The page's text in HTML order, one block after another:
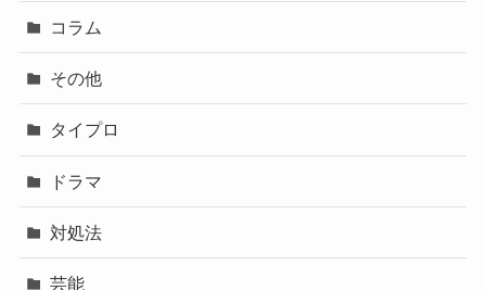
コラム
その他
タイプロ
ドラマ
対処法
芸能